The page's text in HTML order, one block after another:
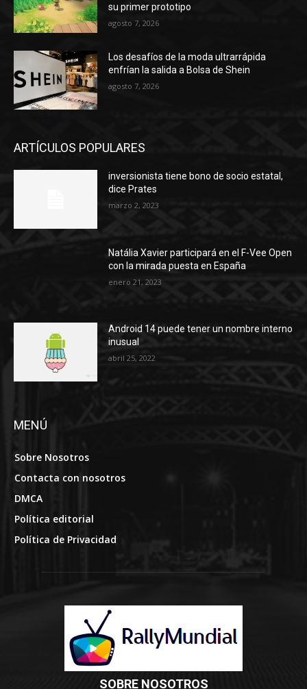
su primer prototipo
agosto 7, 2026
Los desafíos de la moda ultrarrápida
enfrían la salida a Bolsa de Shein
agosto 7, 2026
ARTÍCULOS POPULARES
inversionista tiene bono de socio estatal,
dice Prates
marzo 2, 2023
Natália Xavier participará en el F-Vee Open
con la mirada puesta en España
enero 21, 2023
Android 14 puede tener un nombre interno
inusual
abril 25, 2022
MENÚ
Sobre Nosotros
Contacta con nosotros
DMCA
Política editorial
Política de Privacidad
SOBRE NOSOTROS